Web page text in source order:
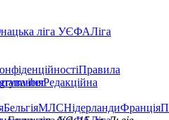
ліга УЄФАЛіга
Правила
Редакційна
viber
БельгіяМЛСНідерландиФранція